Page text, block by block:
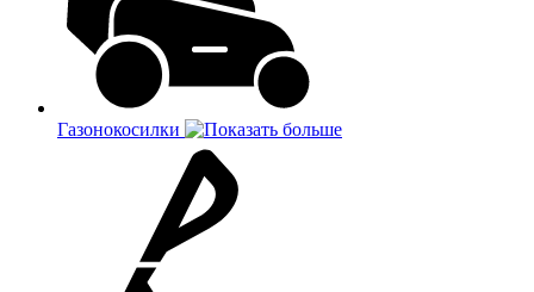
Газонокосилки